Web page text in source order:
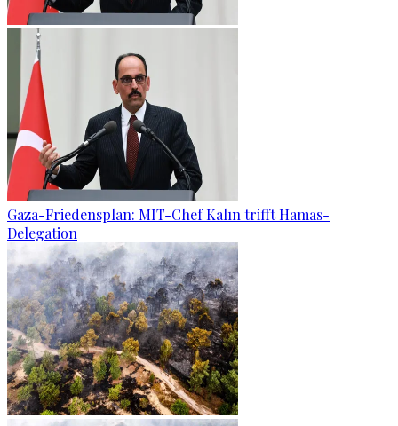
Gaza-Friedensplan: MIT-Chef Kalın trifft Hamas-
Delegation